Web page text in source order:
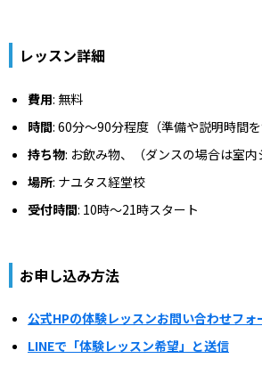
レッスン詳細
費用: 無料
時間: 60分～90分程度（準備や説明時間を
持ち物: お飲み物、（ダンスの場合は室内
場所: ナユタス経堂校
受付時間: 10時～21時スタート
お申し込み方法
公式HPの体験レッスンお問い合わせフォ
LINEで「体験レッスン希望」と送信